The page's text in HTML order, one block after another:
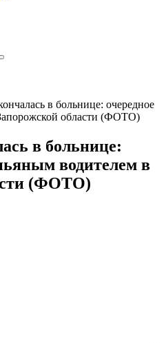
в больнице: очередное
области (ФОТО)
в больнице:
водителем в
(ФОТО)